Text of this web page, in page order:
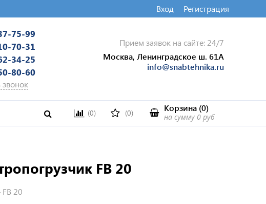
Вход Регистрация
75-99
70-31
34-25
80-60
звонок
Прием заявок на сайте: 24/7
Москва, Ленинградское ш. 61А
info@snabtehnika.ru
(0) (0) Корзина(0)
на сумму 0 руб
FB 20
FB 20